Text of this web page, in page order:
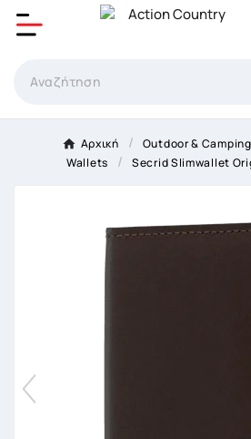
Αρχική Outdoor & Camping
Wallets
Secrid Slimwallet
Δημιουργία λίστα
Όνομα Λίστα επιθυμιτών
Ακύρωση Δημιουργία